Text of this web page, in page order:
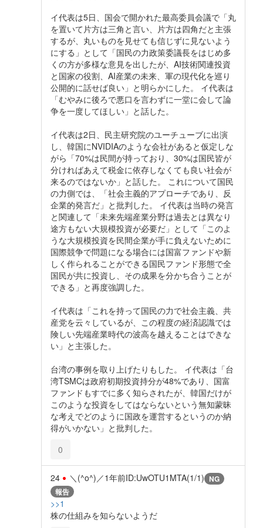
イ代表は5日、国会で開かれた最高委員会議で「丸
を置いて片方は三角と言い、片方は四角だと主張
するが、丸いものを見せても信じずに見ないよう
にする」として「国民の力政策委議長をはじめ多
くの方が多様な意見を出したが、AI技術関連投資
と国家の役割、AI産業の未来、軍の現代化を巡り
公開的に話せば良い」と明らかにした。 イ代表は
「むやみに後ろで悪口を言わずに一堂に会して論
争を一度してほしい」と話した。
イ代表は2日、民主研究院のユーチューブに出演
し、韓国にNVIDIAのような会社があると仮定しな
がら「70%は民間が持っており、30%は国民皆が
分ければあえて税金に依存しなくても良い社会が
来るのではないか」と話した。 これについて国民
の力側では、「社会主義的アプローチであり、反
企業的発言だ」と批判した。 イ代表は当時の発言
と関連して「未来先端産業分野は過去とは異なり
途方もない大規模投資が必要だ」として「このよ
うな大規模投資を民間企業が手に負えないために
国際競争で問題になる場合には国富ファンドや新
しく作られることができる国民ファンド形態で全
国民が共に投資し、その成果を分かち合うことが
できる」と再度強調した。
イ代表は「これを持って国民の力で社会主義、共
産党を云々しているが、この程度の経済認識では
険しい先端産業時代の波高を越えることはできな
い」と主張した。
台湾の事例を取り上げたりもした。 イ代表は「台
湾TSMCは政府初期投資持分が48%であり、国富
ファンドもすでに多く知らされたが、韓国だけが
このような投資をしてはならないという無知蒙昧
な考えでどのように国政を運営するというのか納
得がいかない」と批判した。
0
24 ＼(^o^)／1年前ID:UwOTU1MTA(1/1) NG
報告
>>1
株の仕組みを知らないようだ